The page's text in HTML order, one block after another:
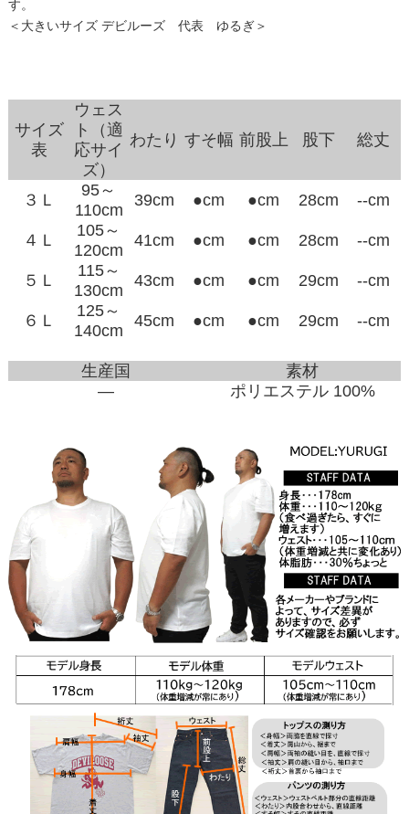
す。
＜大きいサイズ デビルーズ 代表 ゆるぎ＞
サイズ
表
ウェス
ト（適
応サイ
ズ）
わたり すそ幅 前股上 股下 総丈
３Ｌ
95～
110cm
39cm ●cm ●cm 28cm --cm
４Ｌ
105～
120cm
41cm ●cm ●cm 28cm --cm
５Ｌ
115～
130cm
43cm ●cm ●cm 29cm --cm
６Ｌ
125～
140cm
45cm ●cm ●cm 29cm --cm
生産国
素材
―
ポリエステル 100%